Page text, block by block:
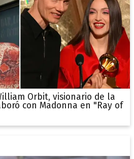
Orbit, visionario de la
con Madonna en "Ray of